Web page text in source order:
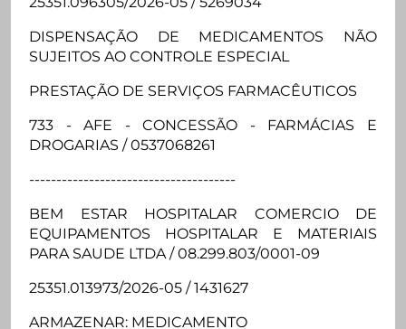
DISPENSAÇÃO DE MEDICAMENTOS NÃO
SUJEITOS AO CONTROLE ESPECIAL
PRESTAÇÃO DE SERVIÇOS FARMACÊUTICOS
733 - AFE - CONCESSÃO - FARMÁCIAS E
DROGARIAS / 0537068261
--------------------------------------
BEM ESTAR HOSPITALAR COMERCIO DE
EQUIPAMENTOS HOSPITALAR E MATERIAIS
PARA SAUDE LTDA / 08.299.803/0001-09
25351.013973/2026-05 / 1431627
ARMAZENAR: MEDICAMENTO